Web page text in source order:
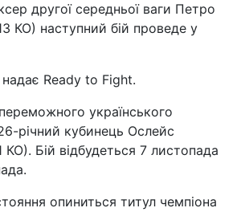
другої середньої ваги Петро
КО) наступний бій проведе у
Ready to Fight.
українського
річний кубинець Ослейс
КО). Бій відбудеться 7 листопада
опиниться титул чемпіона